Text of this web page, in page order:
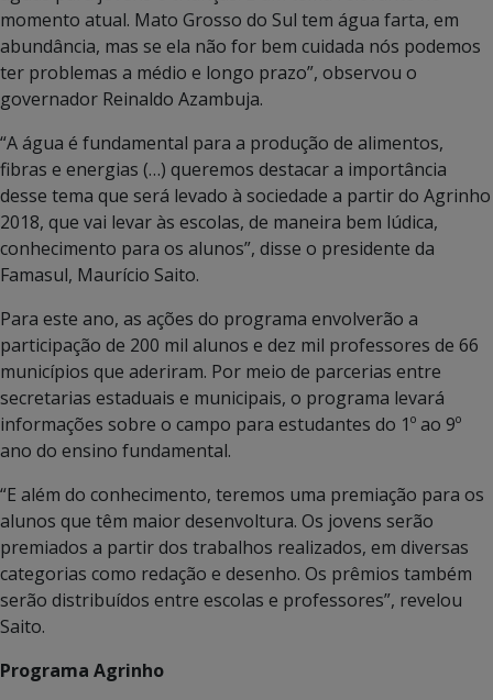
momento atual. Mato Grosso do Sul tem água farta, em
abundância, mas se ela não for bem cuidada nós podemos
ter problemas a médio e longo prazo”, observou o
governador Reinaldo Azambuja.
“A água é fundamental para a produção de alimentos,
fibras e energias (…) queremos destacar a importância
desse tema que será levado à sociedade a partir do Agrinho
2018, que vai levar às escolas, de maneira bem lúdica,
conhecimento para os alunos”, disse o presidente da
Famasul, Maurício Saito.
Para este ano, as ações do programa envolverão a
participação de 200 mil alunos e dez mil professores de 66
municípios que aderiram. Por meio de parcerias entre
secretarias estaduais e municipais, o programa levará
informações sobre o campo para estudantes do 1º ao 9º
ano do ensino fundamental.
“E além do conhecimento, teremos uma premiação para os
alunos que têm maior desenvoltura. Os jovens serão
premiados a partir dos trabalhos realizados, em diversas
categorias como redação e desenho. Os prêmios também
serão distribuídos entre escolas e professores”, revelou
Saito.
Programa Agrinho